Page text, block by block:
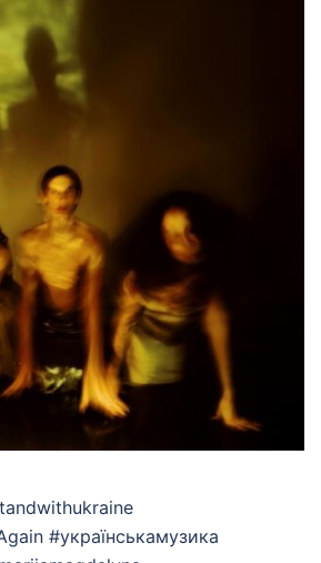
#українськамузика